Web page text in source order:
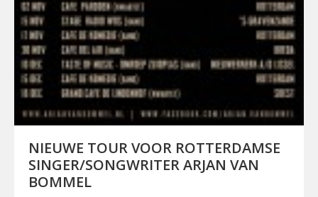
NIEUWE TOUR VOOR ROTTERDAMSE
SINGER/SONGWRITER ARJAN VAN
BOMMEL